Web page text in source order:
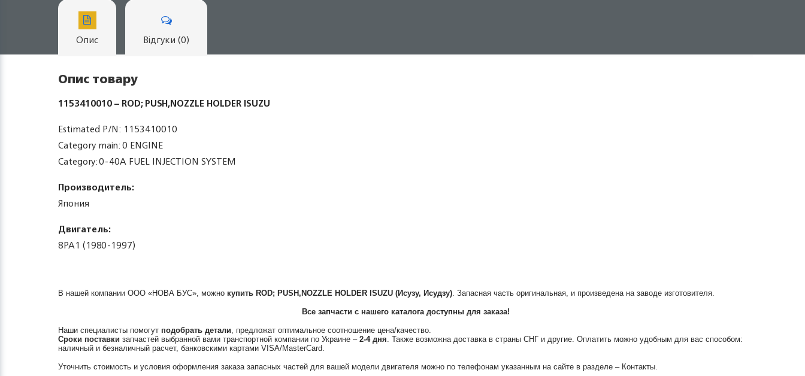
Опис Відгуки (0)
Опис товару
1153410010 – ROD; PUSH,NOZZLE HOLDER ISUZU
Estimated P/N: 1153410010
Category main: 0 ENGINE
Category: 0-40A FUEL INJECTION SYSTEM
Производитель:
Япония
Двигатель:
8PA1 (1980-1997)
В нашей компании ООО «НОВА БУС», можно купить ROD; PUSH,NOZZLE HOLDER ISUZU (Исузу, Исудзу). Запасная часть оригинальная, и произведена на заводе изготовителя.
Все запчасти с нашего каталога доступны для заказа!
Наши специалисты помогут подобрать детали, предложат оптимальное соотношение цена/качество.
Сроки поставки запчастей выбранной вами транспортной компании по Украине – 2-4 дня. Также возможна доставка в страны СНГ и другие. Оплатить можно удобным для вас способом:
наличный и безналичный расчет, банковскими картами VISA/MasterCard.
Уточнить стоимость и условия оформления заказа запасных частей для вашей модели двигателя можно по телефонам указанным на сайте в разделе – Контакты.